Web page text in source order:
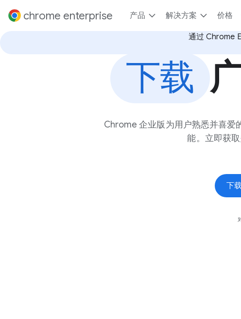
容 chrome enterprise 产品 解决方案 价格
通过 Chrome
下载
Chrome 企业版为用户熟悉并喜爱
能。立即获
下